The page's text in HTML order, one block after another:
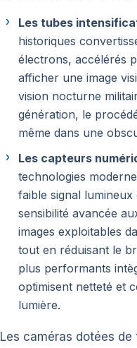
Les tubes
historiques
électrons, accélérés
afficher une image
vision nocturne
génération, le
même dans une
Les capteurs
technologies
faible signal
sensibilité avancée
images exploitables
tout en réduisant le
plus performants
optimisent netteté et
lumière.
Les caméras dotées de